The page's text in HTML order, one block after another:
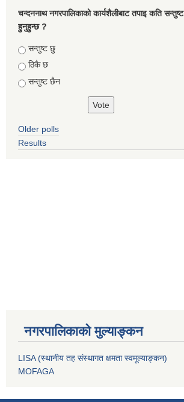
चन्दननाथ नगरपालिकाको कार्यशैलीबाट तपाइ कति सन्तुष्ट
हुनुहुन्छ ?
Choices
सन्तुष्ट छु
ठिकै छ
सन्तुष्ट छैन
Older polls
Results
नगरपालिकाको मुल्याङ्कन
LISA (स्थानीय तह संस्थागत क्षमता स्वमूल्याङ्कन)
MOFAGA